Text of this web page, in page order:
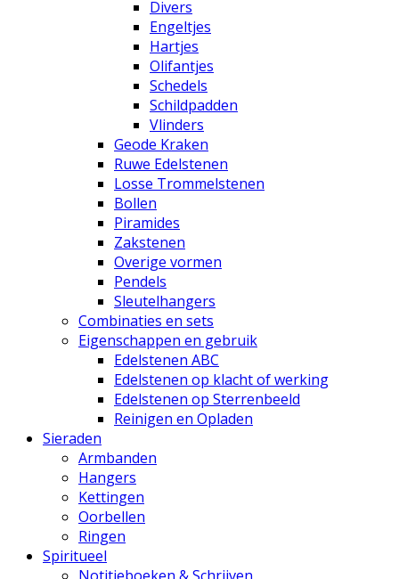
Divers
Engeltjes
Hartjes
Olifantjes
Schedels
Schildpadden
Vlinders
Geode Kraken
Ruwe Edelstenen
Losse Trommelstenen
Bollen
Piramides
Zakstenen
Overige vormen
Pendels
Sleutelhangers
Combinaties en sets
Eigenschappen en gebruik
Edelstenen ABC
Edelstenen op klacht of werking
Edelstenen op Sterrenbeeld
Reinigen en Opladen
Sieraden
Armbanden
Hangers
Kettingen
Oorbellen
Ringen
Spiritueel